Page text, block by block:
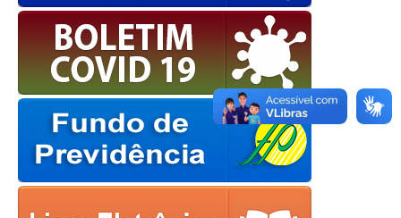
OK
European Commission |
Cookies Policy